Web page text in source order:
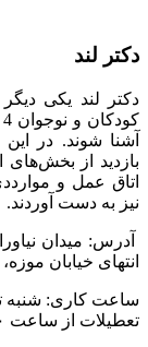
دکتر لند
دکتر لند یکی دیگر
آشنا شوند. در
بازدید از
اتاق عمل و
نیز به دست آوردند.
آدرس: میدان
انتهای خیابان
تعطیلات از ساعت ۱۰ تا ۱۹:۳۰